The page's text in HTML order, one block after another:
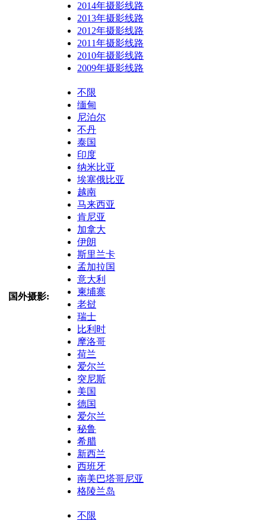
2014年摄影线路
2013年摄影线路
2012年摄影线路
2011年摄影线路
2010年摄影线路
2009年摄影线路
国外摄影:
不限
缅甸
尼泊尔
不丹
泰国
印度
纳米比亚
埃塞俄比亚
越南
马来西亚
肯尼亚
加拿大
伊朗
斯里兰卡
孟加拉国
意大利
柬埔寨
老挝
瑞士
比利时
摩洛哥
荷兰
爱尔兰
突尼斯
美国
德国
爱尔兰
秘鲁
希腊
新西兰
西班牙
南美巴塔哥尼亚
格陵兰岛
不限